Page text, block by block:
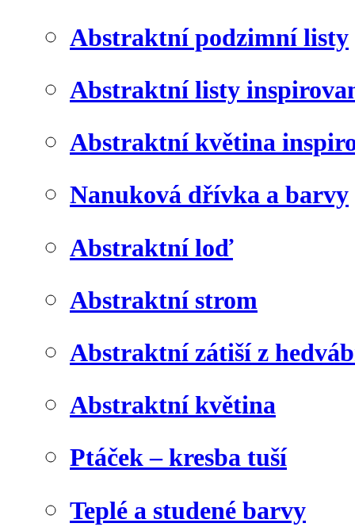
Abstraktní podzimní listy
Abstraktní listy
Abstraktní květina
Nanuková dřívka a barvy
Abstraktní loď
Abstraktní strom
Abstraktní zátiší z
Abstraktní květina
Ptáček – kresba tuší
Teplé a studené barvy